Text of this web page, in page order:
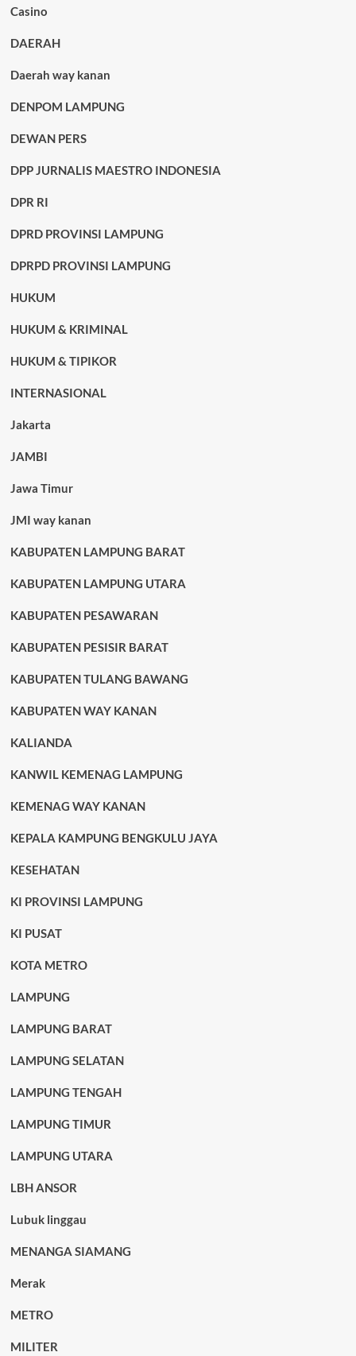
Casino
DAERAH
Daerah way kanan
DENPOM LAMPUNG
DEWAN PERS
DPP JURNALIS MAESTRO INDONESIA
DPR RI
DPRD PROVINSI LAMPUNG
DPRPD PROVINSI LAMPUNG
HUKUM
HUKUM & KRIMINAL
HUKUM & TIPIKOR
INTERNASIONAL
Jakarta
JAMBI
Jawa Timur
JMI way kanan
KABUPATEN LAMPUNG BARAT
KABUPATEN LAMPUNG UTARA
KABUPATEN PESAWARAN
KABUPATEN PESISIR BARAT
KABUPATEN TULANG BAWANG
KABUPATEN WAY KANAN
KALIANDA
KANWIL KEMENAG LAMPUNG
KEMENAG WAY KANAN
KEPALA KAMPUNG BENGKULU JAYA
KESEHATAN
KI PROVINSI LAMPUNG
KI PUSAT
KOTA METRO
LAMPUNG
LAMPUNG BARAT
LAMPUNG SELATAN
LAMPUNG TENGAH
LAMPUNG TIMUR
LAMPUNG UTARA
LBH ANSOR
Lubuk linggau
MENANGA SIAMANG
Merak
METRO
MILITER